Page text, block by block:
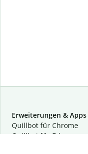
Erweiterungen & Apps
Quillbot für Chrome
Quillbot für Edge